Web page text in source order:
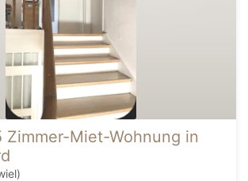
Zimmer-Miet-Wohnung in